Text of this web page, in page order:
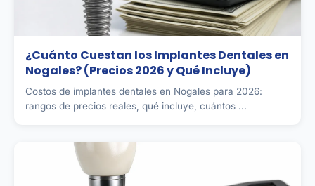
¿Cuánto Cuestan los Implantes Dentales en
Nogales? (Precios 2026 y Qué Incluye)
Costos de implantes dentales en Nogales para 2026:
rangos de precios reales, qué incluye, cuántos ...